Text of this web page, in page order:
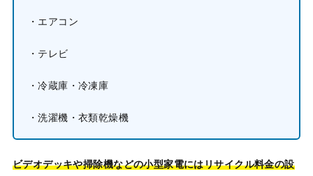
・エアコン
・テレビ
・冷蔵庫・冷凍庫
・洗濯機・衣類乾燥機
ビデオデッキや掃除機などの小型家電にはリサイクル料金の設